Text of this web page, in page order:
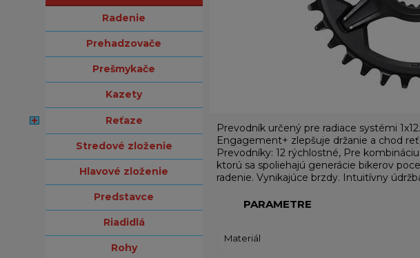
radenie
prehadzovače
prešmykače
kazety
reťaze
stredové zloženie
hlavové zloženie
predstavce
riadidlá
rohy
Prevodník určený pre radiace systémi
Engagement+ zlepšuje držanie a chod
Prevodníky: 12 rýchlostné, Pre
ktorú sa spoliehajú generácie bikerov
radenie. Vynikajúce brzdy. Intuitívny
PARAMETRE
Materiál